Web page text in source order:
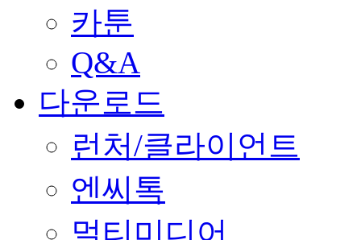
카툰
Q&A
다운로드
런처/클라이언트
엔씨톡
멀티미디어